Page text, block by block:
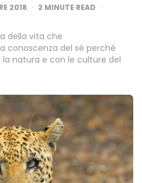
2018 2 MINUTE READ
della vita che
conoscenza del sé perché
natura e con le culture del